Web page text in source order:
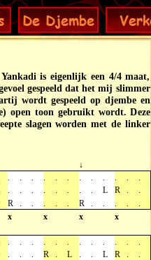
is eigenlijk een 4/4 maat,
gespeeld dat het mij slimmer
wordt gespeeld op djembe en
open toon gebruikt wordt. Deze
slagen worden met de linker
↓
. . . . . . . . . . .
.
. . . . . . . . L R .
.
R . . . . . R . . . .
.
x x x
x
. . . . . . . . . . .
.
. . . R . L . . L R .
.